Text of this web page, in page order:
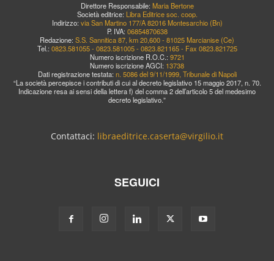
Direttore Responsabile: Maria Bertone
Società editrice: Libra Editrice soc. coop.
Indirizzo: via San Martino 177/A 82016 Montesarchio (Bn)
P. IVA: 06854870638
Redazione: S.S. Sannitica 87, km 20,600 - 81025 Marcianise (Ce)
Tel.: 0823.581055 - 0823.581005 - 0823.821165 - Fax 0823.821725
Numero iscrizione R.O.C.: 9721
Numero iscrizione AGCI: 13738
Dati registrazione testata: n. 5086 del 9/11/1999, Tribunale di Napoli
“La società percepisce i contributi di cui al decreto legislativo 15 maggio 2017, n. 70.
Indicazione resa ai sensi della lettera f) del comma 2 dell’articolo 5 del medesimo
decreto legislativo.”
Contattaci: libraeditrice.caserta@virgilio.it
SEGUICI